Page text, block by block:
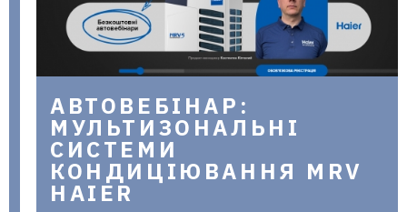
АВТОВЕБІНАР:
МУЛЬТИЗОНАЛЬНІ
СИСТЕМИ
КОНДИЦІЮВАННЯ MRV
HAIER